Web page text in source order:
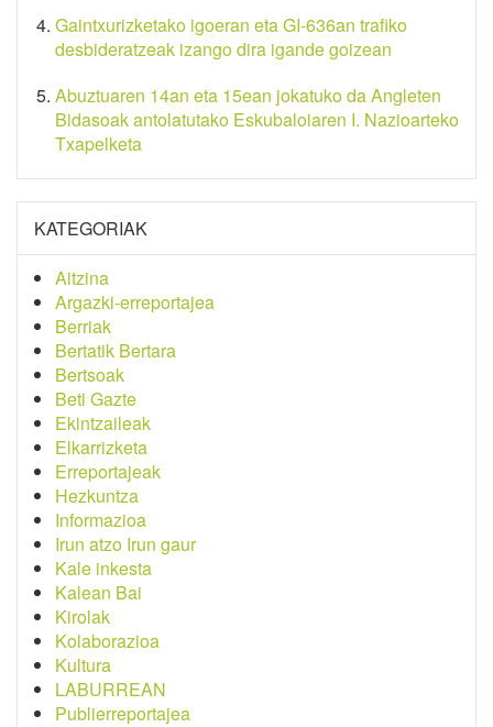
Gaintxurizketako igoeran eta GI-636an trafiko
desbideratzeak izango dira igande goizean
Abuztuaren 14an eta 15ean jokatuko da Angleten
Bidasoak antolatutako Eskubaloiaren I. Nazioarteko
Txapelketa
KATEGORIAK
Aitzina
Argazki-erreportajea
Berriak
Bertatik Bertara
Bertsoak
Beti Gazte
Ekintzaileak
Elkarrizketa
Erreportajeak
Hezkuntza
Informazioa
Irun atzo Irun gaur
Kale inkesta
Kalean Bai
Kirolak
Kolaborazioa
Kultura
LABURREAN
Publierreportajea